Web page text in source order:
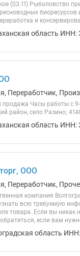
(03.11) Рыболовство
и
область ИНН:
Переработчик,
Часы работы с
район, село Разино;
область ИНН:
ООО
Переработчик,
компания
всю требуемую
товара. Если вы
если вам
область